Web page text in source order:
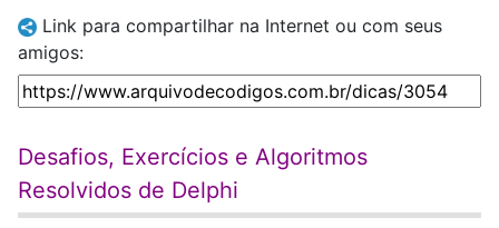
Link para compartilhar na Internet ou com seus
amigos:
Desafios, Exercícios e Algoritmos
Resolvidos de Delphi